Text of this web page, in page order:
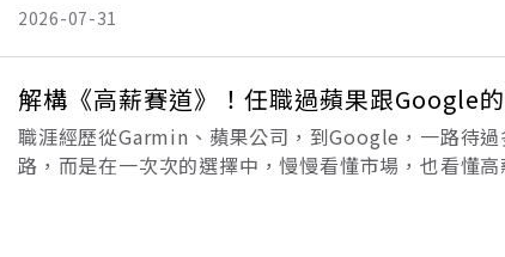
2026-07-31
解構《高薪賽道》！任職過蘋果跟Google
職涯經歷從Garmin、蘋果公司，到Google，一路待
路，而是在一次次的選擇中，慢慢看懂市場，也看懂